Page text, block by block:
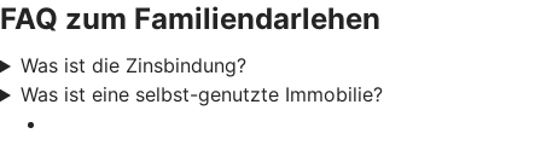
FAQ zum Familiendarlehen
Was ist die Zinsbindung?
Was ist eine selbst-genutzte Immobilie?